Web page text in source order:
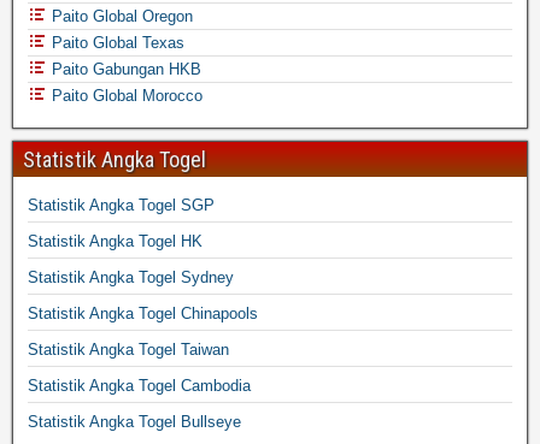
Paito Global Oregon
Paito Global Texas
Paito Gabungan HKB
Paito Global Morocco
Statistik Angka Togel
Statistik Angka Togel SGP
Statistik Angka Togel HK
Statistik Angka Togel Sydney
Statistik Angka Togel Chinapools
Statistik Angka Togel Taiwan
Statistik Angka Togel Cambodia
Statistik Angka Togel Bullseye